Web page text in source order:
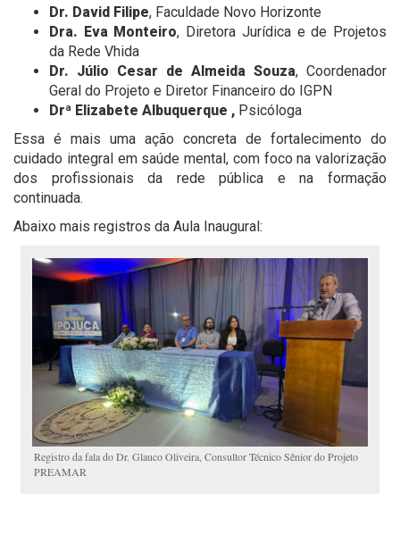
Dr. David Filipe, Faculdade Novo Horizonte
Dra. Eva Monteiro, Diretora Jurídica e de Projetos
da Rede Vhida
Dr. Júlio Cesar de Almeida Souza, Coordenador
Geral do Projeto e Diretor Financeiro do IGPN
Drª Elizabete Albuquerque , Psicóloga
Essa é mais uma ação concreta de fortalecimento do
cuidado integral em saúde mental, com foco na valorização
dos profissionais da rede pública e na formação
continuada.
Abaixo mais registros da Aula Inaugural:
Registro da fala do Dr. Glauco Oliveira, Consultor Técnico Sênior do Projeto
PREAMAR